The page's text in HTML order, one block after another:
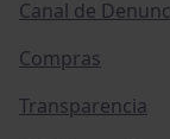
Canal de
Compras
Transparencia